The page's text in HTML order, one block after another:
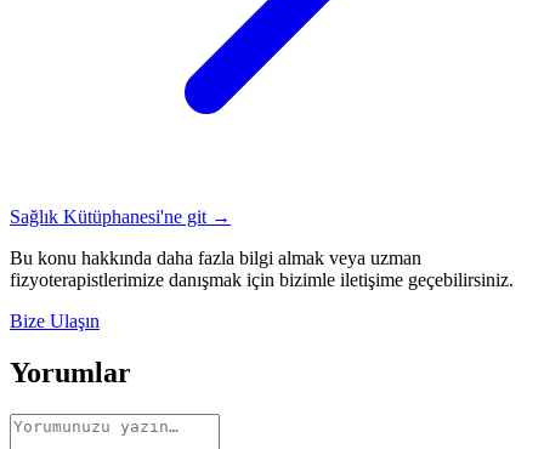
Sağlık Kütüphanesi'ne git →
Bu konu hakkında daha fazla bilgi almak veya uzman
fizyoterapistlerimize danışmak için bizimle iletişime geçebilirsiniz.
Bize Ulaşın
Yorumlar